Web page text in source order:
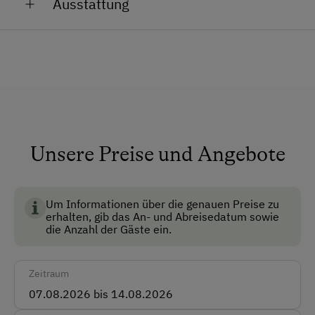
Wald. Am Fuggerhof ist sicherlich für jeden
Am Fuggerhof leben ca. 65 Stück Rinder; davon 35
Ausstattung
Anfahrtsmöglichkeiten
Bus
Zug
Akzeptierte Zahlungsmittel
Unsere Preise und Angebote
Um Informationen über die genauen Preise zu
erhalten, gib das An- und Abreisedatum sowie
die Anzahl der Gäste ein.
Zeitraum